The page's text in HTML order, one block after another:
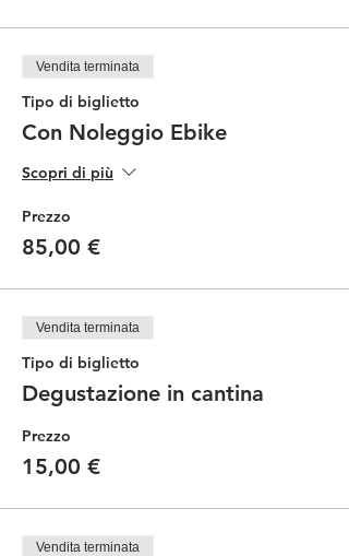
Vendita terminata
Tipo di biglietto
Con Noleggio Ebike
Scopri di più
Prezzo
85,00 €
Vendita terminata
Tipo di biglietto
Degustazione in cantina
Prezzo
15,00 €
Vendita terminata